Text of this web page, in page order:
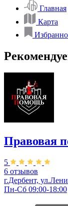
Главная
Карта
Правовая
5
6 отзывов
г.Дербент,
Пн-Сб 09:00-18:00